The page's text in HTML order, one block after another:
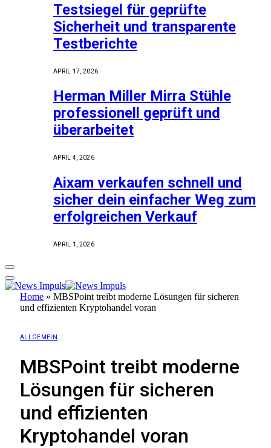
Testsiegel für geprüfte
Sicherheit und transparente
Testberichte
APRIL 17, 2026
Herman Miller Mirra Stühle
professionell geprüft und
überarbeitet
APRIL 4, 2026
Aixam verkaufen schnell und
sicher dein einfacher Weg zum
erfolgreichen Verkauf
APRIL 1, 2026
Home » MBSPoint treibt moderne Lösungen für sicheren
und effizienten Kryptohandel voran
ALLGEMEIN
MBSPoint treibt moderne
Lösungen für sicheren
und effizienten
Kryptohandel voran